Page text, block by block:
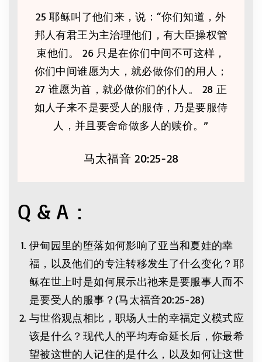
25 耶稣叫了他们来，说：“你们知道，外
邦人有君王为主治理他们，有大臣操权管
束他们。 26 只是在你们中间不可这样，
你们中间谁愿为大，就必做你们的用人；
27 谁愿为首，就必做你们的仆人。 28 正
如人子来不是要受人的服侍，乃是要服侍
人，并且要舍命做多人的赎价。”
马太福音 20:25-28
Q & A：
伊甸园里的堕落如何影响了亚当和夏娃的幸
福，以及他们的专注转移发生了什么变化？耶
稣在世上时是如何展示出祂来是要服事人而不
是要受人的服事？(马太福音20:25-28)
与世俗观点相比，职场人士的幸福定义模式应
该是什么？现代人的平均寿命延长后，你最希
望被这世的人记住的是什么，以及如何让这世